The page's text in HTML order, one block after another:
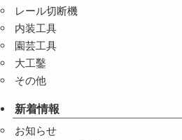
レール切断機
内装工具
園芸工具
大工鑿
その他
新着情報
お知らせ